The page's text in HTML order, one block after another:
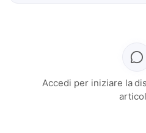
Accedi per iniziare la